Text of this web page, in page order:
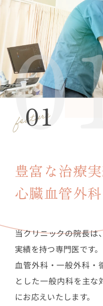
01
豊富な治療
心臓血管外
当クリニックの院長は
実績を持つ専門医です。
血管外科・一般外科・
とした一般内科を主な
にお応えいたします。